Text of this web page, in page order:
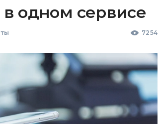
одном сервисе
7254